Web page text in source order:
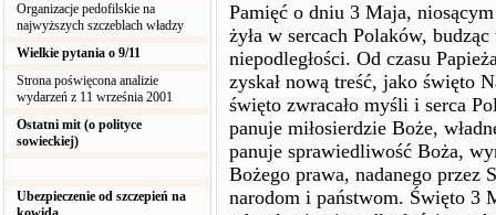
Organizacje pedofilskie na
najwyższych szczeblach władzy
Wielkie pytania o 9/11
Strona poświęcona analizie
wydarzeń z 11 września 2001
Ostatni mit (o polityce
sowieckiej)
Ubezpieczenie od szczepień na
Pamięć o dniu 3 Maja,
żyła w sercach Polaków,
niepodległości. Od czasu
zyskał nową treść, jako święto
święto zwracało myśli i serca
panuje miłosierdzie Boże,
panuje sprawiedliwość Boża,
Bożego prawa, nadanego przez
narodom i państwom. Święto 3